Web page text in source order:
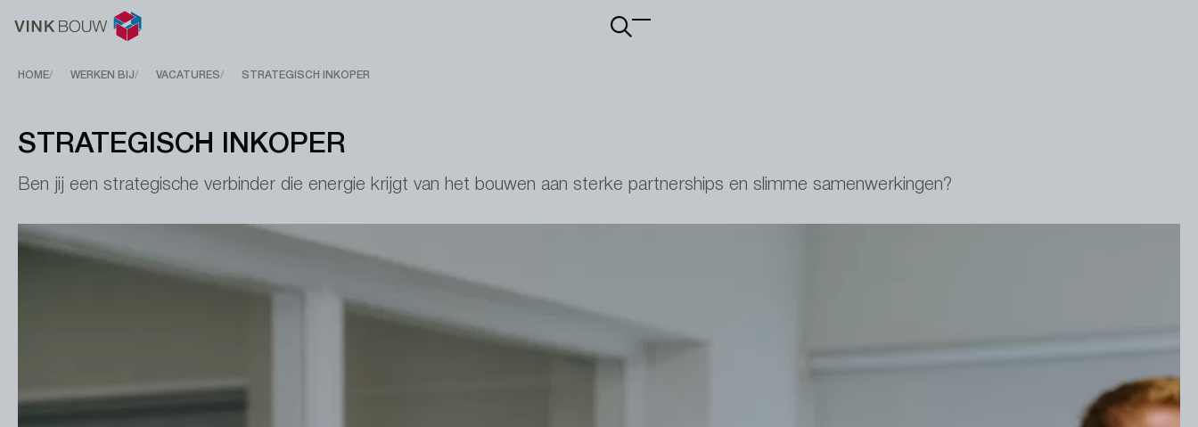
Main
Breadcrumb
HOME WERKEN BIJ VACATURES STRATEGISCH INKOPER
STRATEGISCH INKOPER
Ben jij een strategische verbinder die energie krijgt van het bouwen aan sterke partnerships en slimme samenwerkingen?